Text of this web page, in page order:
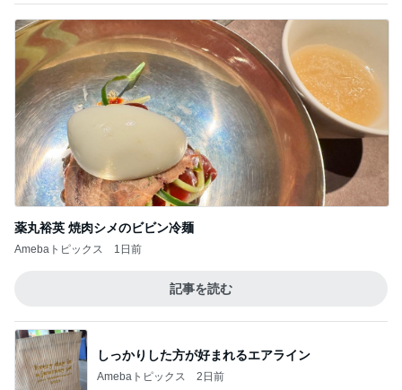
薬丸裕英 焼肉シメのビビン冷麺
Amebaトピックス 1日前
記事を読む
しっかりした方が好まれるエアライン
Amebaトピックス 2日前